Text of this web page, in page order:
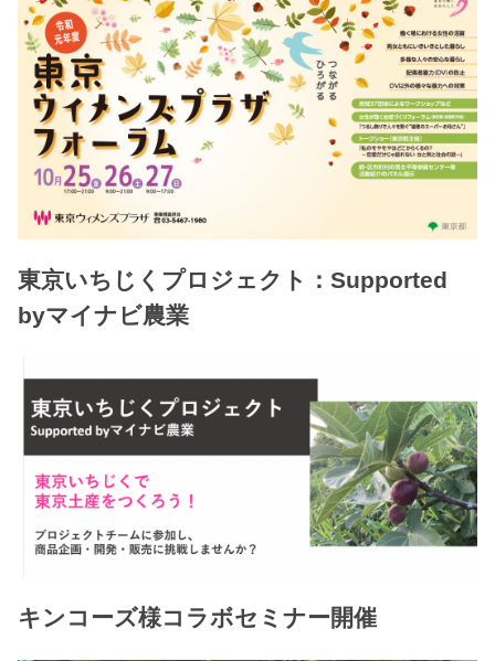
東京いちじくプロジェクト：Supported
byマイナビ農業
キンコーズ様コラボセミナー開催